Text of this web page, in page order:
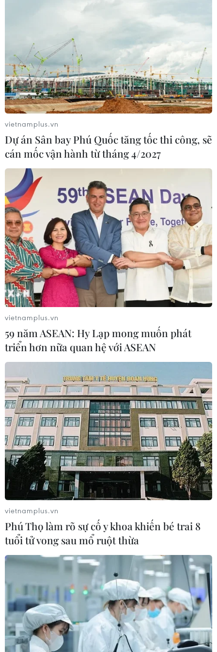
vietnamplus.vn
Dự án Sân bay Phú Quốc tăng tốc thi công, sẽ
cán mốc vận hành từ tháng 4/2027
vietnamplus.vn
59 năm ASEAN: Hy Lạp mong muốn phát
triển hơn nữa quan hệ với ASEAN
vietnamplus.vn
Phú Thọ làm rõ sự cố y khoa khiến bé trai 8
tuổi tử vong sau mổ ruột thừa